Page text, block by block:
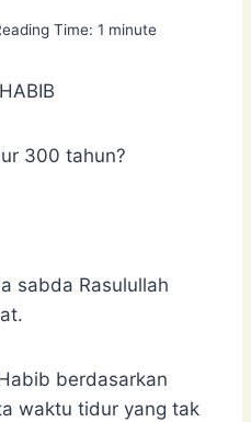
Time: 1 minute
300 tahun?
sabda Rasulullah
berdasarkan
waktu tidur yang tak